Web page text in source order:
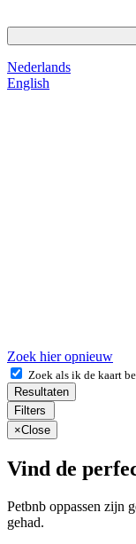
Nederlands
English
Zoek hier opnieuw
Zoek als ik de kaart
Resultaten
Filters
×Close
Vind de
Petbnb oppassen zijn
gehad.